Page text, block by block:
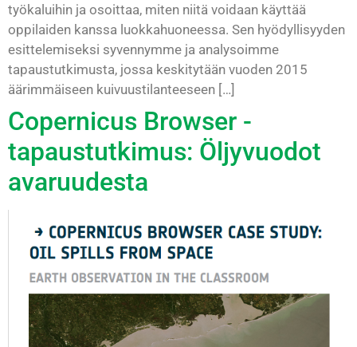
työkaluihin ja osoittaa, miten niitä voidaan käyttää
oppilaiden kanssa luokkahuoneessa. Sen hyödyllisyyden
esittelemiseksi syvennymme ja analysoimme
tapaustutkimusta, jossa keskitytään vuoden 2015
äärimmäiseen kuivuustilanteeseen […]
Copernicus Browser -
tapaustutkimus: Öljyvuodot
avaruudesta